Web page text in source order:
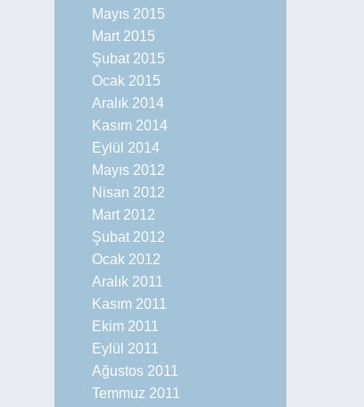
Mayıs 2015
Mart 2015
Şubat 2015
Ocak 2015
Aralık 2014
Kasım 2014
Eylül 2014
Mayıs 2012
Nisan 2012
Mart 2012
Şubat 2012
Ocak 2012
Aralık 2011
Kasım 2011
Ekim 2011
Eylül 2011
Ağustos 2011
Temmuz 2011